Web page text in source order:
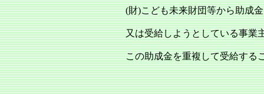
(財)こども未来財団等から助成
又は受給しようとしている事業
この助成金を重複して受給する